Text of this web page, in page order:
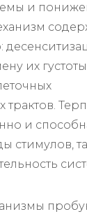
и
их
и
стимулов,